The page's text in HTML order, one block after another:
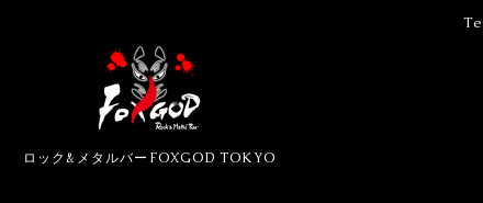
ロック&メタルバーFOXGOD TOKYO